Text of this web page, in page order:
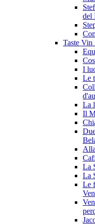
del
Taste Vin
I
Le
La
Il
La
La
Le